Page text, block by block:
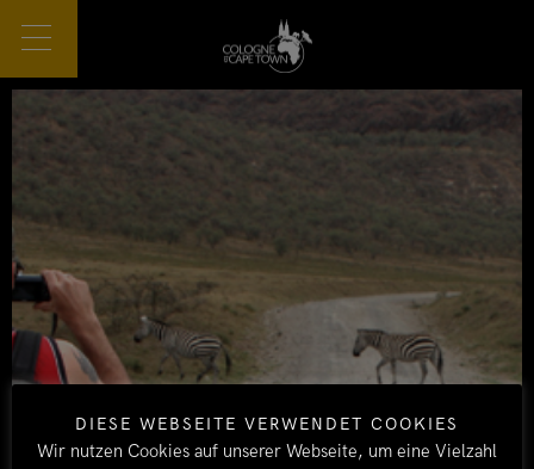
DIESE WEBSEITE VERWENDET COOKIES
Wir nutzen Cookies auf unserer Webseite, um eine Vielzahl